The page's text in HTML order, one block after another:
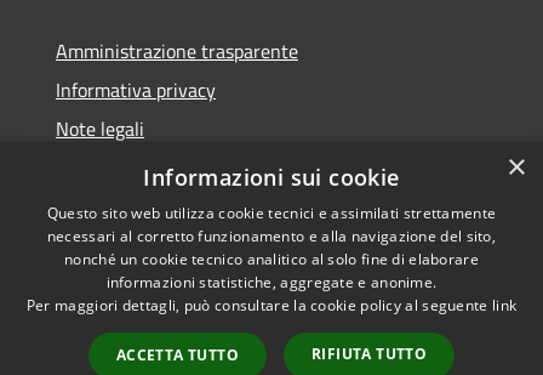
Amministrazione trasparente
Informativa privacy
Note legali
Dichiarazione di accessibilità
Accessibilità
Copyright © 2026 • Comune di
Abbateggio • Powered by
Municipium•
Accesso
×
Informazioni sui cookie
Questo sito web utilizza cookie tecnici e assimilati strettamente
necessari al corretto funzionamento e alla navigazione del sito,
nonché un cookie tecnico analitico al solo fine di elaborare
informazioni statistiche, aggregate e anonime.
Per maggiori dettagli, può consultare la cookie policy al seguente link
ACCETTA TUTTO RIFIUTA TUTTO